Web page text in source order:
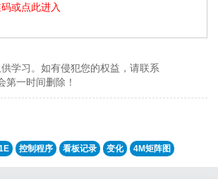
或点此进入
学习。如有侵犯您的权益，请联系
第一时间删除！
控制程序 看板记录 变化 4M矩阵图